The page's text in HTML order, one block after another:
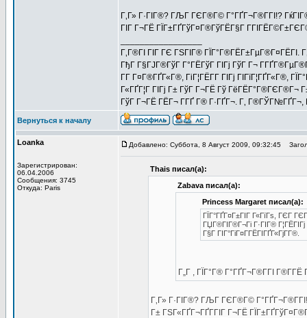
Г‚Г» Г·ГІГ®? ГЉГ ГЄГ®Г© Г°ГҐГ¬Г®Г­ГІ!?
ГІГ Г¬ГЁ ГЇГ±ГҐГўГ¤Г®ГўГЁГ§Г
Г‚Г®ГІ ГІГ ГЄ ГЅГІГ® ГЇГ°Г®ГЁГ±ГµГ®Г¤ГЁГІ.
ГђГ Г§ГЈГ®ГўГ Г°ГЁГўГ ГІГј ГўГ Г¬
Г­Г Г¤Г®ГҐГ«Г®, ГіГ¦ГЁГ­Г ГІГј ГІГїГ¦ГҐГ«Г®,
Г«ГҐГ¦Г ГІГј Г± ГўГ Г¬ГЁ Гў ГёГЁГ°Г®ГЄГ®Г¬
ГўГ Г¬ГЁ ГЁГ¬ Г­ГҐ Г® Г·ГҐГ¬. Г‚ Г®ГЎГ№ГҐГ¬,
Вернуться к началу
Loanka
Зарегистрирован:
06.04.2006
Сообщения: 3745
Откуда: Paris
Добавлено: Суббота, 8 Август 2009, 09:32:45
Thais писал(а):
Zabava писал(а):
Princess Margaret писал(а):
ГЇГ°ГҐГ¤Г±ГІГ Г«ГїГѕ, ГЄГ
ГЏГ®ГІГ®Г¬Гі Г·ГІГ®
Г§Г ГІГ°ГіГ¤Г­ГЁГІГҐГ«ГјГ­Г®.
Г„Г , ГЇГ°Г® Г°ГҐГ¬Г®Г­ГІ Г®Г­ГЁ
Г‚Г» Г·ГІГ®? ГЉГ ГЄГ®Г©
Г± ГЅГ«ГҐГ¬ГҐГ­ГІГ Г¬ГЁ